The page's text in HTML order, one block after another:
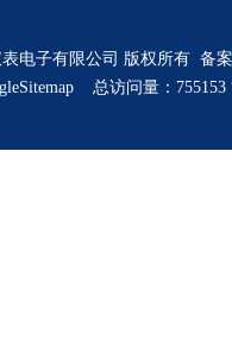
电子有限公司 版权所有 备
总访问量：755153